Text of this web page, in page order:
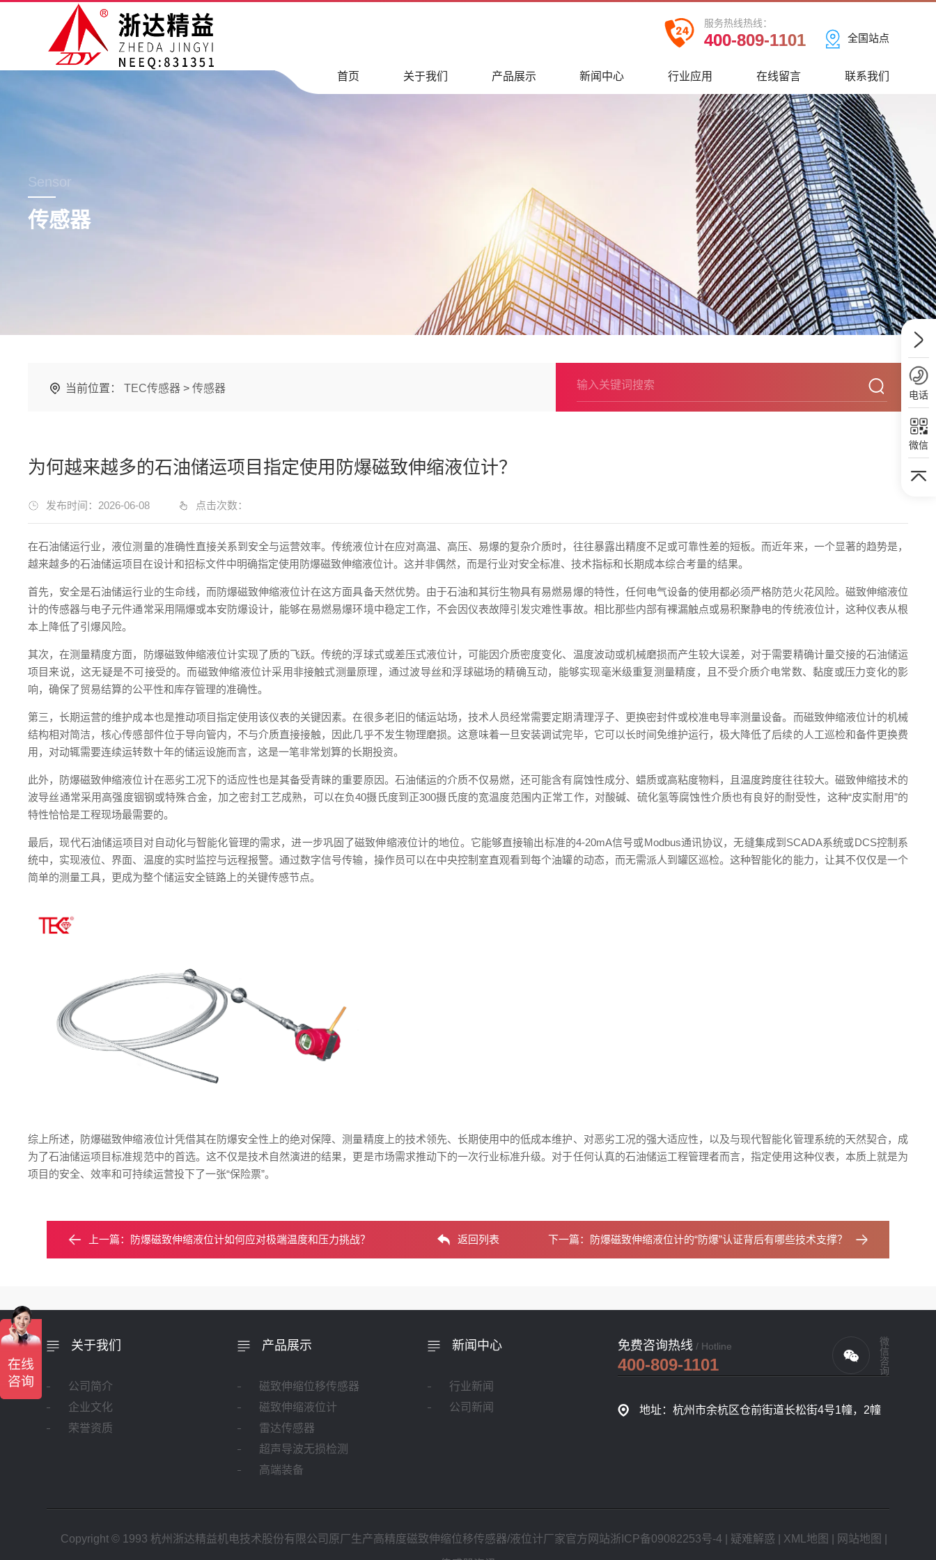
全国站点
服务热线热线：
400-809-1101
首页 关于我们 产品展示 新闻中心 行业应用 在线留言 联系我们
Sensor
传感器
当前位置： TEC传感器 > 传感器
为何越来越多的石油储运项目指定使用防爆磁致伸缩液位计？
发布时间：2026-06-08 点击次数：
在石油储运行业，液位测量的准确性直接关系到安全与运营效率。传统液位计在应对高温、高压、易爆的复杂介质时，往往暴露出精度不足或可靠性差的短板。而近年来，一个显著的趋势是，
越来越多的石油储运项目在设计和招标文件中明确指定使用防爆磁致伸缩液位计。这并非偶然，而是行业对安全标准、技术指标和长期成本综合考量的结果。
首先，安全是石油储运行业的生命线，而防爆磁致伸缩液位计在这方面具备天然优势。由于石油和其衍生物具有易燃易爆的特性，任何电气设备的使用都必须严格防范火花风险。磁致伸缩液位
计的传感器与电子元件通常采用隔爆或本安防爆设计，能够在易燃易爆环境中稳定工作，不会因仪表故障引发灾难性事故。相比那些内部有裸漏触点或易积聚静电的传统液位计，这种仪表从根
本上降低了引爆风险。
其次，在测量精度方面，防爆磁致伸缩液位计实现了质的飞跃。传统的浮球式或差压式液位计，可能因介质密度变化、温度波动或机械磨损而产生较大误差，对于需要精确计量交接的石油储运
项目来说，这无疑是不可接受的。而磁致伸缩液位计采用非接触式测量原理，通过波导丝和浮球磁场的精确互动，能够实现毫米级重复测量精度，且不受介质介电常数、黏度或压力变化的影
响，确保了贸易结算的公平性和库存管理的准确性。
第三，长期运营的维护成本也是推动项目指定使用该仪表的关键因素。在很多老旧的储运站场，技术人员经常需要定期清理浮子、更换密封件或校准电导率测量设备。而磁致伸缩液位计的机械
结构相对简洁，核心传感部件位于导向管内，不与介质直接接触，因此几乎不发生物理磨损。这意味着一旦安装调试完毕，它可以长时间免维护运行，极大降低了后续的人工巡检和备件更换费
用，对动辄需要连续运转数十年的储运设施而言，这是一笔非常划算的长期投资。
此外，防爆磁致伸缩液位计在恶劣工况下的适应性也是其备受青睐的重要原因。石油储运的介质不仅易燃，还可能含有腐蚀性成分、蜡质或高粘度物料，且温度跨度往往较大。磁致伸缩技术的
波导丝通常采用高强度铟钢或特殊合金，加之密封工艺成熟，可以在负40摄氏度到正300摄氏度的宽温度范围内正常工作，对酸碱、硫化氢等腐蚀性介质也有良好的耐受性，这种“皮实耐用”的
特性恰恰是工程现场最需要的。
最后，现代石油储运项目对自动化与智能化管理的需求，进一步巩固了磁致伸缩液位计的地位。它能够直接输出标准的4-20mA信号或Modbus通讯协议，无缝集成到SCADA系统或DCS控制系
统中，实现液位、界面、温度的实时监控与远程报警。通过数字信号传输，操作员可以在中央控制室直观看到每个油罐的动态，而无需派人到罐区巡检。这种智能化的能力，让其不仅仅是一个
简单的测量工具，更成为整个储运安全链路上的关键传感节点。
综上所述，防爆磁致伸缩液位计凭借其在防爆安全性上的绝对保障、测量精度上的技术领先、长期使用中的低成本维护、对恶劣工况的强大适应性，以及与现代智能化管理系统的天然契合，成
为了石油储运项目标准规范中的首选。这不仅是技术自然演进的结果，更是市场需求推动下的一次行业标准升级。对于任何认真的石油储运工程管理者而言，指定使用这种仪表，本质上就是为
项目的安全、效率和可持续运营投下了一张“保险票”。
上一篇： 防爆磁致伸缩液位计如何应对极端温度和压力挑战？ 返回列表 下一篇： 防爆磁致伸缩液位计的“防爆”认证背后有哪些技术支撑？
免费咨询热线 / Hotline
400-809-1101 微信咨询
地址：杭州市余杭区仓前街道长松街4号1幢，2幢
关于我们
公司简介
企业文化
荣誉资质
产品展示
磁致伸缩位移传感器
磁致伸缩液位计
雷达传感器
超声导波无损检测
高端装备
新闻中心
行业新闻
公司新闻
Copyright © 1993 杭州 浙达精益机电技术股份有限公司原厂生产高精度磁致伸缩位移传感器/液位计厂家官方网站浙ICP备09082253号-4 疑难解惑 XML地图 网站地图
电话
微信